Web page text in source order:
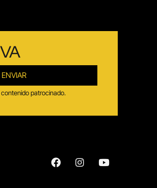
ENVIAR
patrocinado.